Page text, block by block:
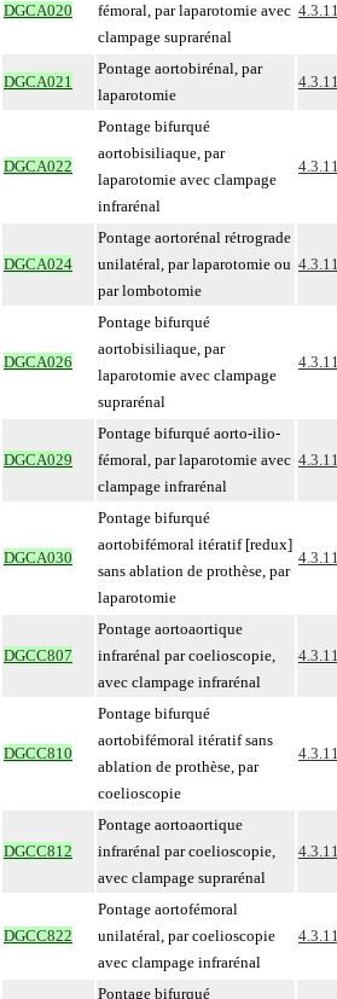
DGCA020
fémoral, par laparotomie avec
clampage suprarénal
DGCA021
Pontage aortobirénal, par
laparotomie
DGCA022
Pontage bifurqué
aortobisiliaque, par
laparotomie avec clampage
infrarénal
DGCA024
Pontage aortorénal rétrograde
unilatéral, par laparotomie ou
par lombotomie
DGCA026
Pontage bifurqué
aortobisiliaque, par
laparotomie avec clampage
suprarénal
DGCA029
Pontage bifurqué aorto-ilio-
fémoral, par laparotomie avec
clampage infrarénal
DGCA030
Pontage bifurqué
aortobifémoral itératif [redux]
sans ablation de prothèse, par
laparotomie
DGCC807
Pontage aortoaortique
infrarénal par coelioscopie,
avec clampage infrarénal
DGCC810
Pontage bifurqué
aortobifémoral itératif sans
ablation de prothèse, par
coelioscopie
DGCC812
Pontage aortoaortique
infrarénal par coelioscopie,
avec clampage suprarénal
DGCC822
Pontage aortofémoral
unilatéral, par coelioscopie
avec clampage infrarénal
Pontage bifurqué